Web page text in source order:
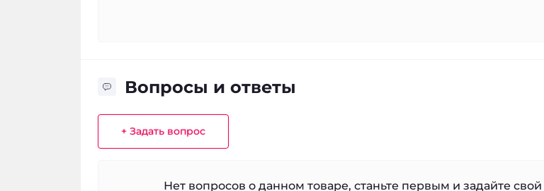
Вопросы и ответы
+ Задать вопрос
Нет вопросов о данном товаре, станьте первым и задайте